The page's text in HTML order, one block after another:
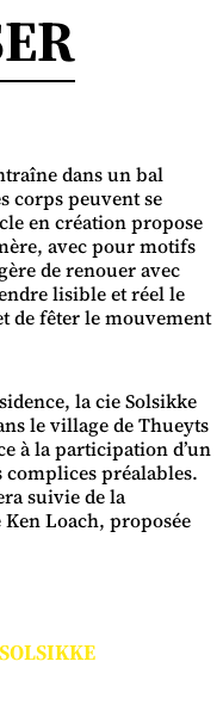
dans un bal
corps peuvent se
en création propose
avec pour motifs
de renouer avec
lisible et réel le
de fêter le mouvement
la cie Solsikke
le village de Thueyts
à la participation d’un
complices préalables.
suivie de la
Loach, proposée